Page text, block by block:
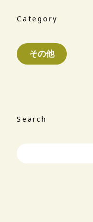
Category
その他
Search